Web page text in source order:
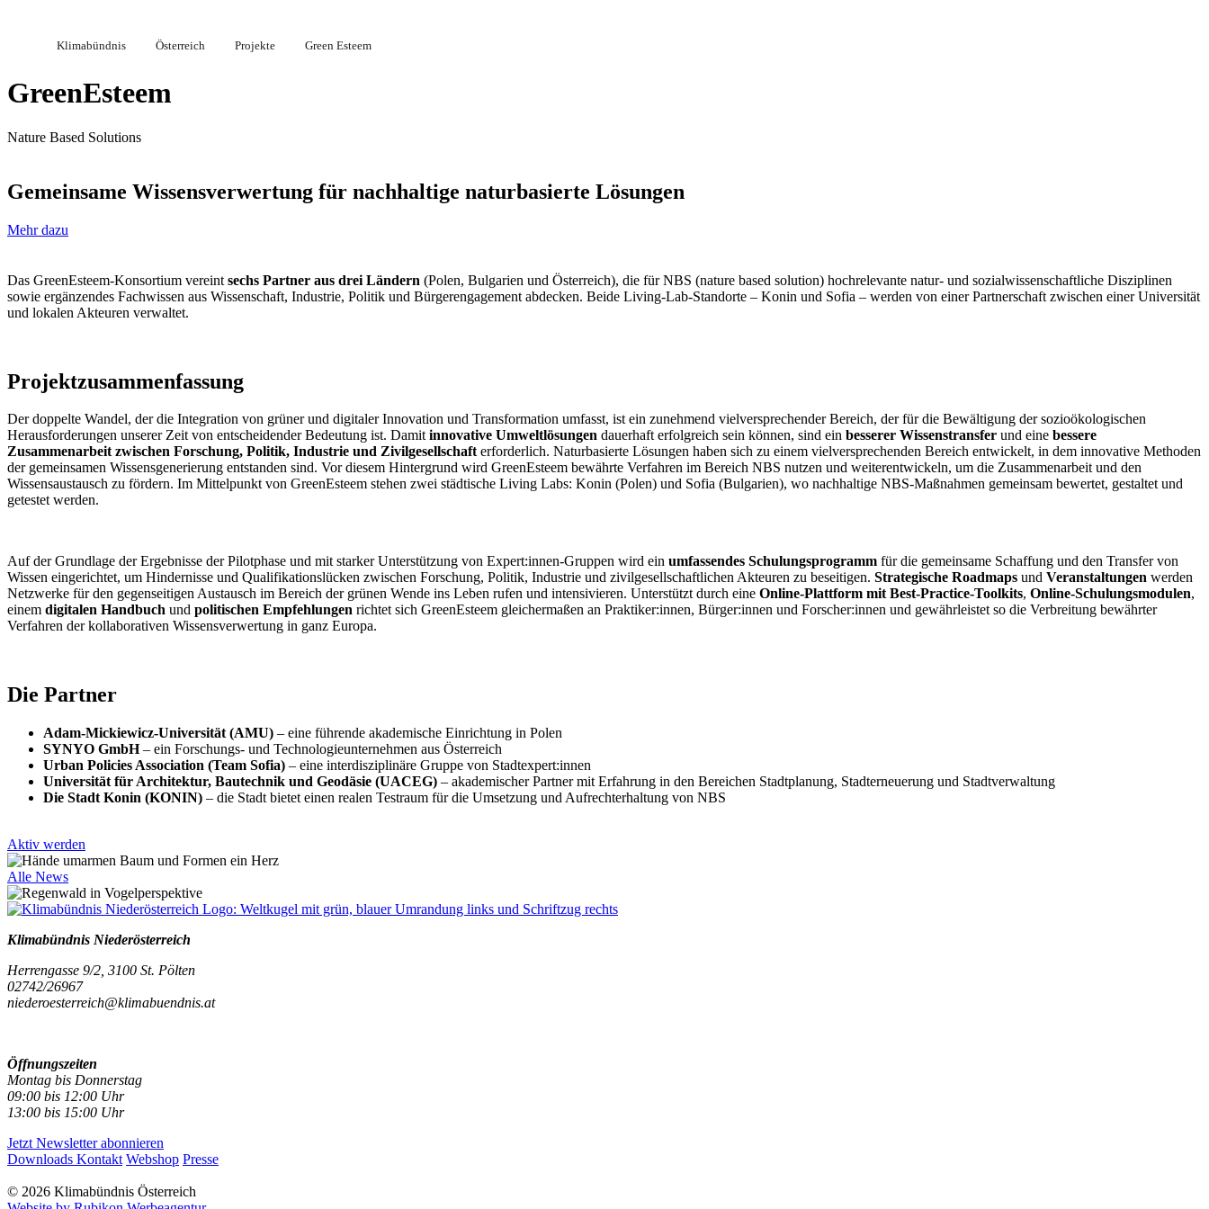
Klimabündnis Österreich Projekte Green Esteem
GreenEsteem
Nature Based Solutions
Gemeinsame Wissensverwertung für nachhaltige naturbasierte Lösungen
Mehr dazu
Das GreenEsteem-Konsortium vereint sechs Partner aus drei Ländern (Polen, Bulgarien und Österreich), die für NBS (nature based solution) hochrelevante natur- und sozialwissenschaftliche Disziplinen
sowie ergänzendes Fachwissen aus Wissenschaft, Industrie, Politik und Bürgerengagement abdecken. Beide Living-Lab-Standorte – Konin und Sofia – werden von einer Partnerschaft zwischen einer Universität
und lokalen Akteuren verwaltet.
Projektzusammenfassung
Der doppelte Wandel, der die Integration von grüner und digitaler Innovation und Transformation umfasst, ist ein zunehmend vielversprechender Bereich, der für die Bewältigung der sozioökologischen
Herausforderungen unserer Zeit von entscheidender Bedeutung ist. Damitinnovative Umweltlösungen dauerhaft erfolgreich sein können, sind ein besserer Wissenstransfer und eine bessere
Zusammenarbeit zwischen Forschung, Politik, Industrie und Zivilgesellschafterforderlich. Naturbasierte Lösungen haben sich zu einem vielversprechenden Bereich entwickelt, in dem innovative Methoden
der gemeinsamen Wissensgenerierung entstanden sind. Vor diesem Hintergrund wird GreenEsteem bewährte Verfahren im Bereich NBS nutzen und weiterentwickeln, um die Zusammenarbeit und den
Wissensaustausch zu fördern. Im Mittelpunkt von GreenEsteem stehen zwei städtische Living Labs: Konin (Polen) und Sofia (Bulgarien), wo nachhaltige NBS-Maßnahmen gemeinsam bewertet, gestaltet und
getestet werden.
Auf der Grundlage der Ergebnisse der Pilotphase und mit starker Unterstützung von Expert:innen-Gruppen wird ein umfassendes Schulungsprogramm für die gemeinsame Schaffung und den Transfer von
Wissen eingerichtet, um Hindernisse und Qualifikationslücken zwischen Forschung, Politik, Industrie und zivilgesellschaftlichen Akteuren zu beseitigen. Strategische Roadmaps und Veranstaltungen werden
Netzwerke für den gegenseitigen Austausch im Bereich der grünen Wende ins Leben rufen und intensivieren. Unterstützt durch eine Online-Plattform mit Best-Practice-Toolkits, Online-Schulungsmodulen,
einem digitalen Handbuch und politischen Empfehlungen richtet sich GreenEsteem gleichermaßen an Praktiker:innen, Bürger:innen und Forscher:innen und gewährleistet so die Verbreitung bewährter
Verfahren der kollaborativen Wissensverwertung in ganz Europa.
Die Partner
Adam-Mickiewicz-Universität (AMU) – eine führende akademische Einrichtung in Polen
SYNYO GmbH– ein Forschungs- und Technologieunternehmen aus Österreich
Urban Policies Association (Team Sofia) – eine interdisziplinäre Gruppe von Stadtexpert:innen
Universität für Architektur, Bautechnik und Geodäsie (UACEG) – akademischer Partner mit Erfahrung in den Bereichen Stadtplanung, Stadterneuerung und Stadtverwaltung
Die Stadt Konin (KONIN) – die Stadt bietet einen realen Testraum für die Umsetzung und Aufrechterhaltung von NBS
Aktiv werden
Alle News
Klimabündnis Niederösterreich
Herrengasse 9/2, 3100 St. Pölten
02742/26967
niederoesterreich@klimabuendnis.at
Öffnungszeiten
Montag bis Donnerstag
09:00 bis 12:00 Uhr
13:00 bis 15:00 Uhr
Jetzt Newsletter abonnieren
Downloads Kontakt Webshop Presse
© 2026 Klimabündnis Österreich